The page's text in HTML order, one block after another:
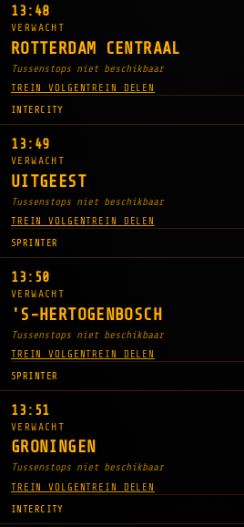
13:48
VERWACHT
ROTTERDAM CENTRAAL
Tussenstops niet beschikbaar
TREIN VOLGENTREIN DELEN
INTERCITY
13:49
VERWACHT
UITGEEST
Tussenstops niet beschikbaar
TREIN VOLGENTREIN DELEN
SPRINTER
13:50
VERWACHT
'S-HERTOGENBOSCH
Tussenstops niet beschikbaar
TREIN VOLGENTREIN DELEN
SPRINTER
13:51
VERWACHT
GRONINGEN
Tussenstops niet beschikbaar
TREIN VOLGENTREIN DELEN
INTERCITY